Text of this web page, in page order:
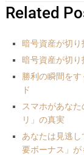
Related
暗号資産が切り
暗号資産が切り
勝利の瞬間を
ド
スマホがあな
リ」の真実
あなたは見逃
要ボーナス」が